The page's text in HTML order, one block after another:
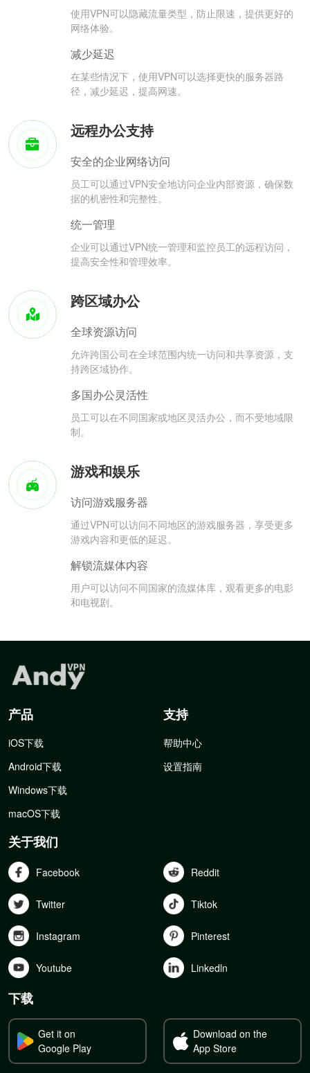
使用VPN可以隐藏流量类型，防止限速，提供更好的
网络体验。
减少延迟
在某些情况下，使用VPN可以选择更快的服务器路
径，减少延迟，提高网速。
远程办公支持
安全的企业网络访问
员工可以通过VPN安全地访问企业内部资源，确保数
据的机密性和完整性。
统一管理
企业可以通过VPN统一管理和监控员工的远程访问，
提高安全性和管理效率。
跨区域办公
全球资源访问
允许跨国公司在全球范围内统一访问和共享资源，支
持跨区域协作。
多国办公灵活性
员工可以在不同国家或地区灵活办公，而不受地域限
制。
游戏和娱乐
访问游戏服务器
通过VPN可以访问不同地区的游戏服务器，享受更多
游戏内容和更低的延迟。
解锁流媒体内容
用户可以访问不同国家的流媒体库，观看更多的电影
和电视剧。
产品
iOS下载
Android下载
Windows下载
macOS下载
支持
帮助中心
设置指南
关于我们
Facebook Reddit
Twitter Tiktok
Instagram Pinterest
Youtube Linkedln
下载
Get it on
Google Play
Download on the
App Store